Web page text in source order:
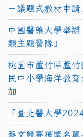
－議題式教材申請
中國醫藥大學舉
類主題營隊』
桃園市蘆竹區蘆
民中小學海洋教
加
「臺北醫大學
藝文競賽獲獎名